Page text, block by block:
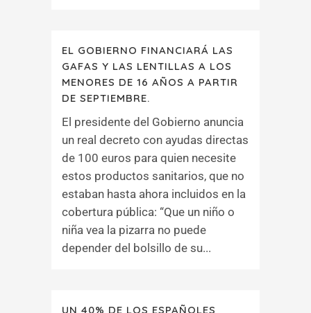
EL GOBIERNO FINANCIARÁ LAS
GAFAS Y LAS LENTILLAS A LOS
MENORES DE 16 AÑOS A PARTIR
DE SEPTIEMBRE.
El presidente del Gobierno anuncia
un real decreto con ayudas directas
de 100 euros para quien necesite
estos productos sanitarios, que no
estaban hasta ahora incluidos en la
cobertura pública: “Que un niño o
niña vea la pizarra no puede
depender del bolsillo de su...
UN 40% DE LOS ESPAÑOLES